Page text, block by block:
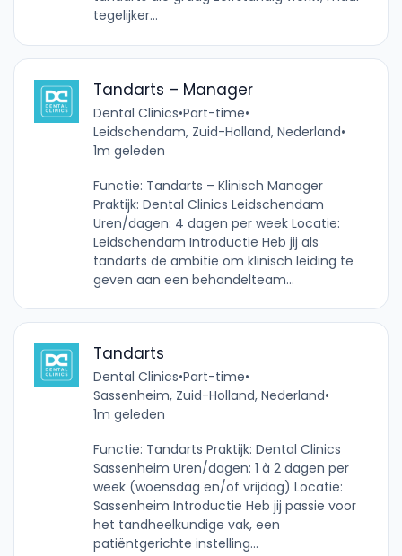
tegelijker...
Tandarts – Manager
Dental Clinics•Part-time•
Leidschendam, Zuid-Holland, Nederland•
1m geleden
Functie: Tandarts – Klinisch Manager
Praktijk: Dental Clinics Leidschendam
Uren/dagen: 4 dagen per week Locatie:
Leidschendam Introductie Heb jij als
tandarts de ambitie om klinisch leiding te
geven aan een behandelteam...
Tandarts
Dental Clinics•Part-time•
Sassenheim, Zuid-Holland, Nederland•
1m geleden
Functie: Tandarts Praktijk: Dental Clinics
Sassenheim Uren/dagen: 1 à 2 dagen per
week (woensdag en/of vrijdag) Locatie:
Sassenheim Introductie Heb jij passie voor
het tandheelkundige vak, een
patiëntgerichte instelling...